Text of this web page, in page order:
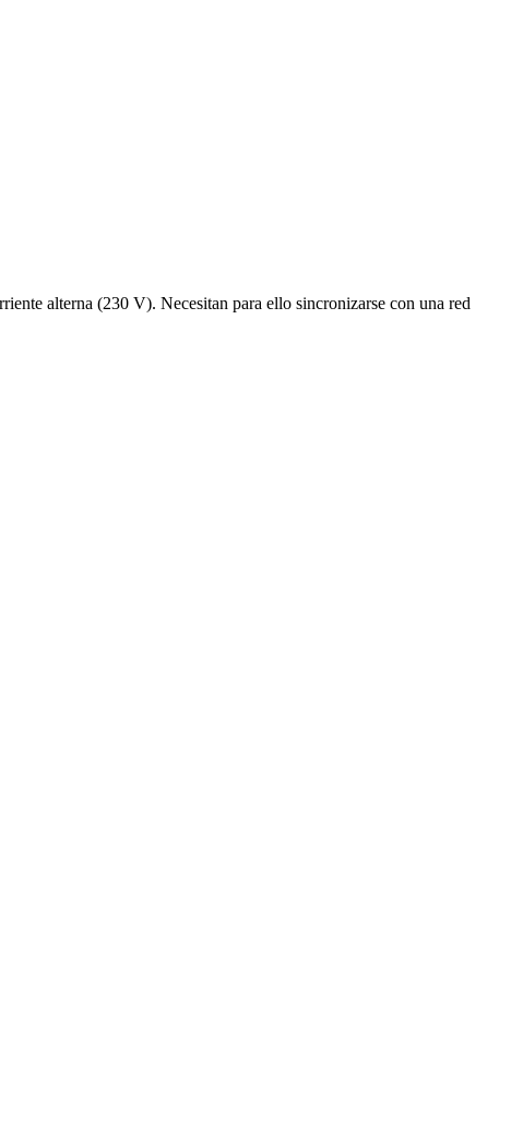
alterna (230 V). Necesitan para ello sincronizarse con una red